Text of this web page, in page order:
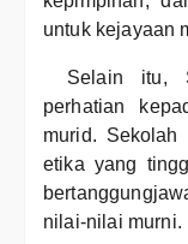
untuk kejayaan
Selain itu,
perhatian
murid.
etika yang
nilai-nilai murni.